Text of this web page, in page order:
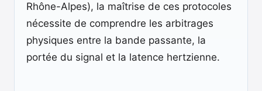
Rhône-Alpes), la maîtrise de ces protocoles
nécessite de comprendre les arbitrages
physiques entre la bande passante, la
portée du signal et la latence hertzienne.